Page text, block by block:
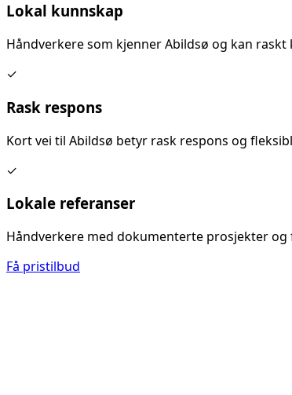
Lokal kunnskap
Håndverkere som kjennerAbildsø og kan raskt
✓
Rask respons
Kort vei til Abildsø betyr rask respons og
✓
Lokale referanser
Håndverkere med dokumenterte prosjekter
Få pristilbud